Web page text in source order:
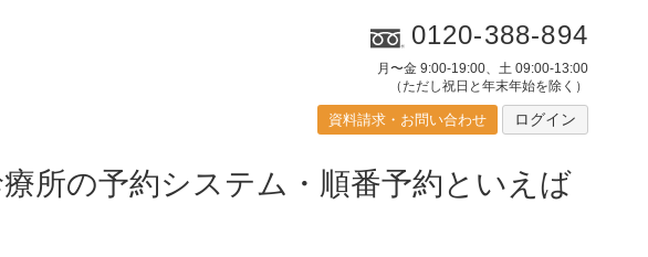
0120-388-894
月〜金 9:00-19:00、土 09:00-13:00
（ただし祝日と年末年始を除く）
資料請求・お問い合わせ ログイン